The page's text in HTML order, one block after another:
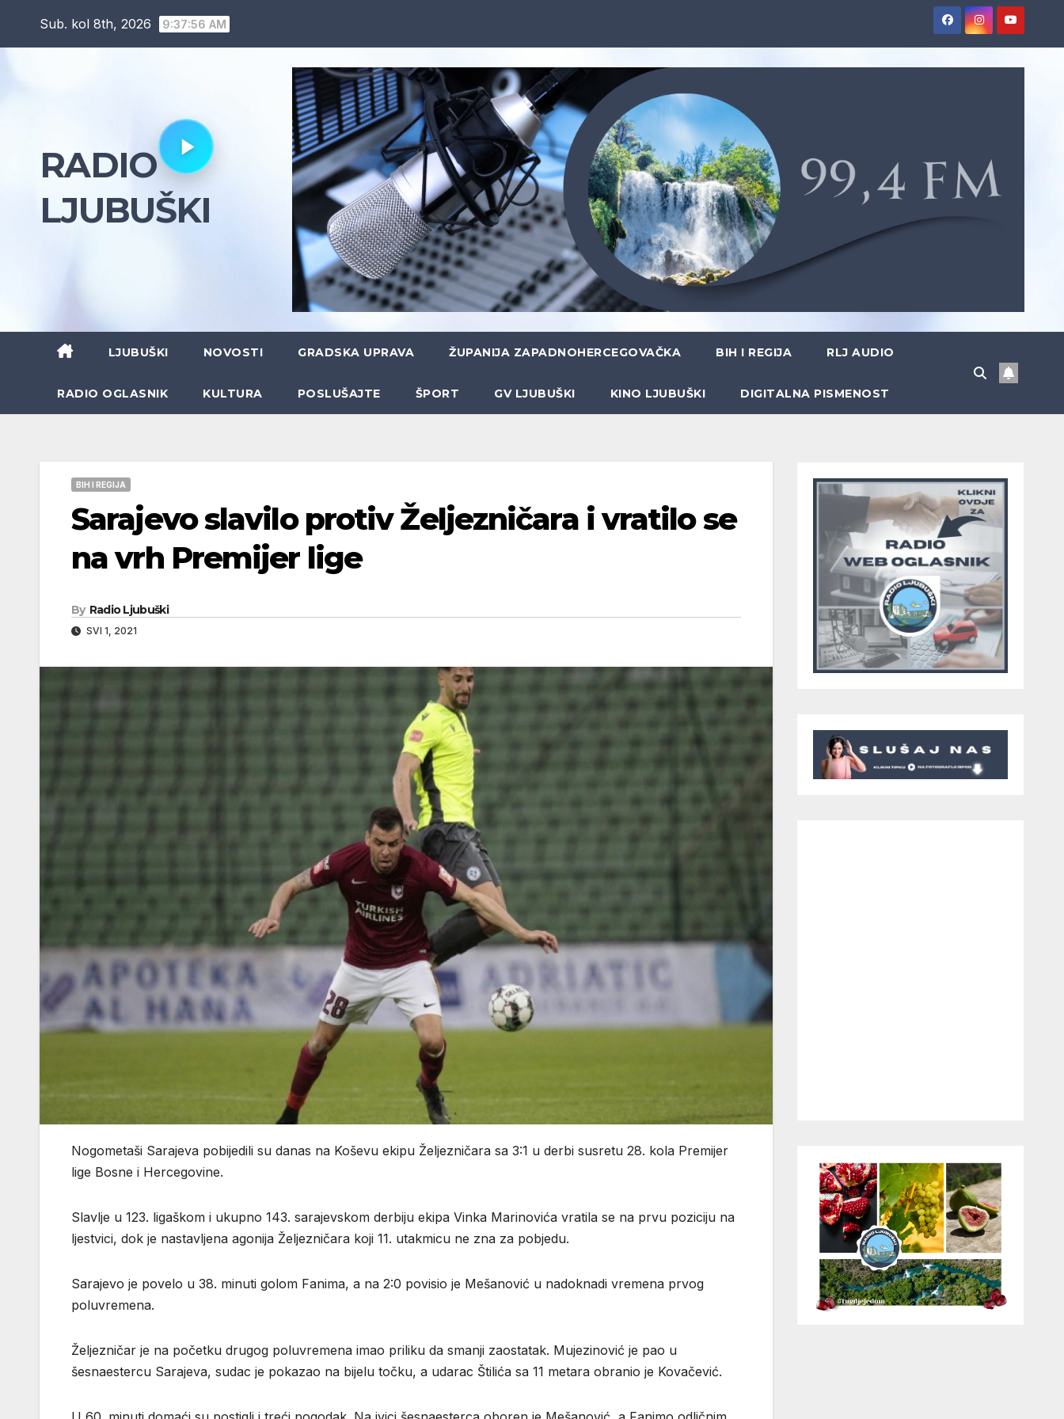
Sub. kol 8th, 2026 9:37:57 AM
RADIO
LJUBUŠKI
LJUBUŠKI NOVOSTI GRADSKA UPRAVA ŽUPANIJA ZAPADNOHERCEGOVAČKA BIH I REGIJA RLJ AUDIO
RADIO OGLASNIK KULTURA POSLUŠAJTE ŠPORT GV LJUBUŠKI KINO LJUBUŠKI DIGITALNA PISMENOST
BIH I REGIJA
Sarajevo slavilo protiv Željezničara i vratilo se
na vrh Premijer lige
By Radio Ljubuški
SVI 1, 2021
Nogometaši Sarajeva pobijedili su danas na Koševu ekipu Željezničara sa 3:1 u derbi susretu 28. kola Premijer
lige Bosne i Hercegovine.
Slavlje u 123. ligaškom i ukupno 143. sarajevskom derbiju ekipa Vinka Marinovića vratila se na prvu poziciju na
ljestvici, dok je nastavljena agonija Željezničara koji 11. utakmicu ne zna za pobjedu.
Sarajevo je povelo u 38. minuti golom Fanima, a na 2:0 povisio je Mešanović u nadoknadi vremena prvog
poluvremena.
Željezničar je na početku drugog poluvremena imao priliku da smanji zaostatak. Mujezinović je pao u
šesnaestercu Sarajeva, sudac je pokazao na bijelu točku, a udarac Štilića sa 11 metara obranio je Kovačević.